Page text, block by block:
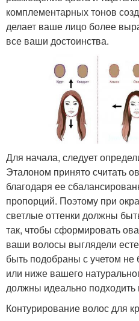
комплементарных тонов
делает ваше лицо более
все ваши достоинства.
Для начала, следует
Эталоном принято считать
благодаря ее
пропорций. Поэтому при
светлые оттенки должны
так, чтобы сформировать
ваши волосы выглядели
быть подобраны с учетом
или ниже вашего
должны идеально
Контурирование волос для